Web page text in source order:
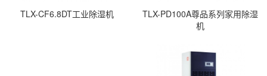
TLX-CF6.8DT工业除湿机
TLX-PD100A尊品系列家用除湿
机